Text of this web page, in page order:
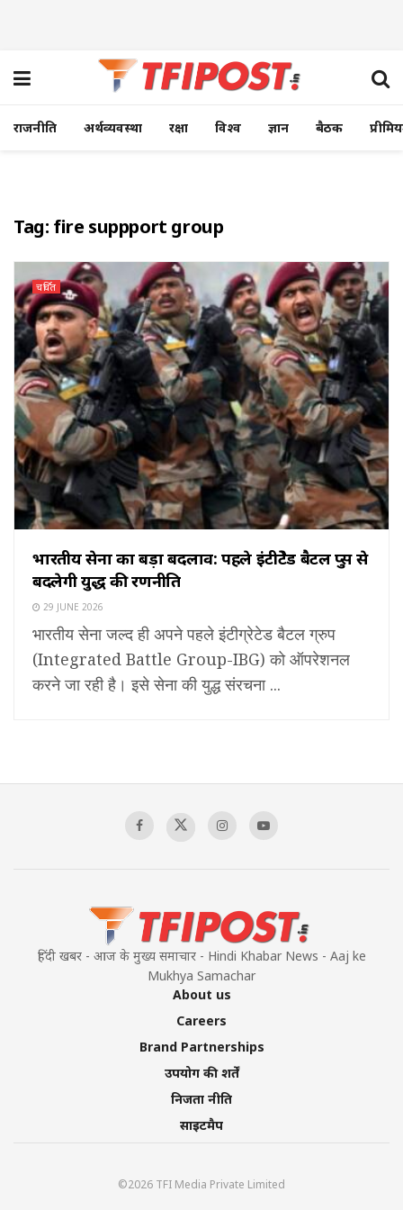
राजनीति अर्थव्यवस्था रक्षा विश्व ज्ञान बैठक
Tag: fire suppport group
चर्चित
भारतीय सेना का बड़ा बदलाव: पहले इंटीग्रेटेड बैटल ग्रुप्स से
बदलेगी युद्ध की रणनीति
29 JUNE 2026
भारतीय सेना जल्द ही अपने पहले इंटीग्रेटेड बैटल ग्रुप
(Integrated Battle Group-IBG) को ऑपरेशनल
करने जा रही है। इसे सेना की युद्ध संरचना ...
हिंदी खबर - आज के मुख्य समाचार - Hindi Khabar News - Aaj ke
Mukhya Samachar
About us
Careers
Brand Partnerships
उपयोग की शर्तें
निजता नीति
साइटमैप
©2026 TFI Media Private Limited